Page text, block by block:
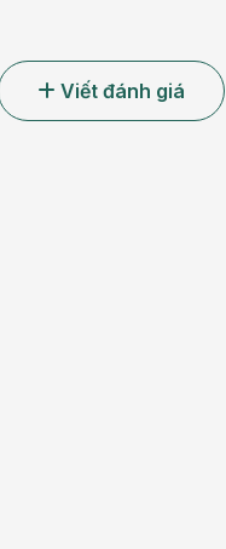
Viết đánh giá